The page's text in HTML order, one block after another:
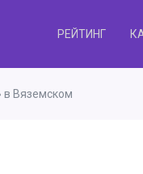
РЕЙТИНГ
в Вяземском